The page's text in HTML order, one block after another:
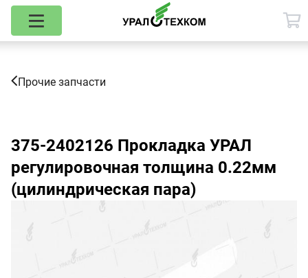
Прочие запчасти
375-2402126 Прокладка УРАЛ
регулировочная толщина 0.22мм
(цилиндрическая пара)